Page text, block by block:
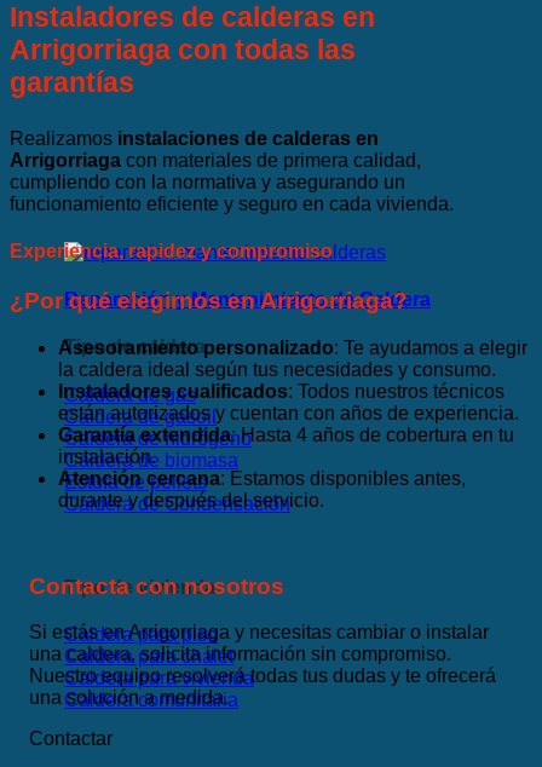
Reparación y Mantenimiento de Caldera
Tipo de caldera
Caldera de gas
Caldera de gasoil
Caldera de hidrógeno
Caldera de biomasa
Estufa de pellets
Caldera de Condensación
Tipo de vivienda
Caldera para piso
Caldera para chalet
Caldera para vivienda
Caldera comunitaria
Instaladores de calderas en
Arrigorriaga con todas las
garantías
Realizamos instalaciones de calderas en
Arrigorriaga con materiales de primera calidad,
cumpliendo con la normativa y asegurando un
funcionamiento eficiente y seguro en cada vivienda.
Experiencia, rapidez y compromiso
¿Por qué elegirnos en Arrigorriaga?
Asesoramiento personalizado: Te ayudamos a elegir
la caldera ideal según tus necesidades y consumo.
Instaladores cualificados: Todos nuestros técnicos
están autorizados y cuentan con años de experiencia.
Garantía extendida: Hasta 4 años de cobertura en tu
instalación.
Atención cercana: Estamos disponibles antes,
durante y después del servicio.
Contacta con nosotros
Si estás en Arrigorriaga y necesitas cambiar o instalar
una caldera, solicita información sin compromiso.
Nuestro equipo resolverá todas tus dudas y te ofrecerá
una solución a medida.
Contactar